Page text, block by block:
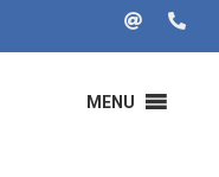
MENU